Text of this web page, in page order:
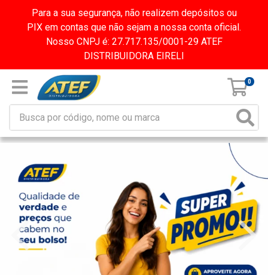
Para a sua segurança, não realizem depósitos ou
PIX em contas que não sejam a nossa conta oficial.
Nosso CNPJ é: 27.717.135/0001-29 ATEF
DISTRIBUIDORA EIRELI
0